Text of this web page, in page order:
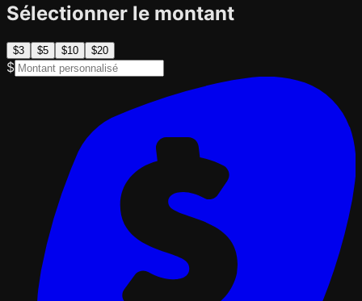
Sélectionner le montant
$3 $5 $10 $20
$